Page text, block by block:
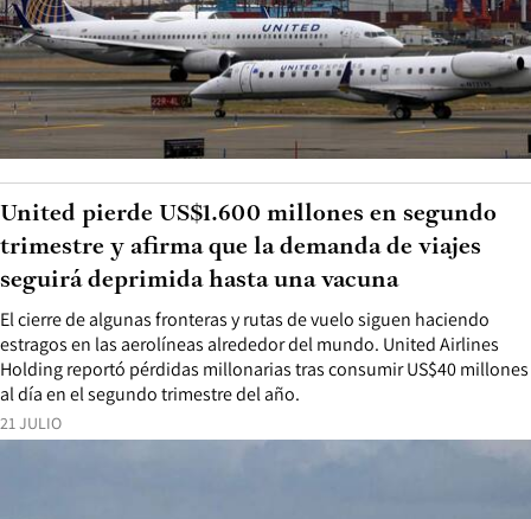
21 JULIO
El cierre de algunas fronteras y rutas de vuelo siguen haciendo
estragos en las aerolíneas alrededor del mundo. United Airlines
Holding reportó pérdidas millonarias tras consumir US$40 millones
al día en el segundo trimestre del año.
United pierde US$1.600 millones en segundo
trimestre y afirma que la demanda de viajes
seguirá deprimida hasta una vacuna